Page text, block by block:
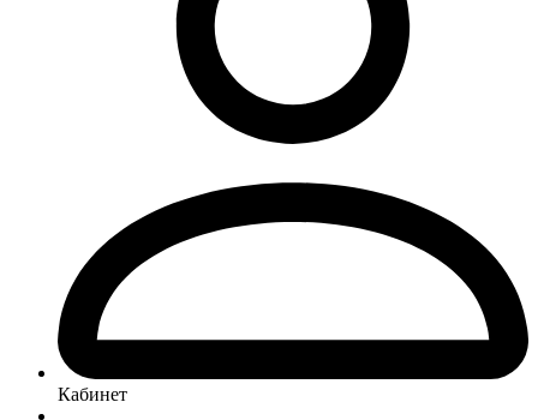
Кабинет